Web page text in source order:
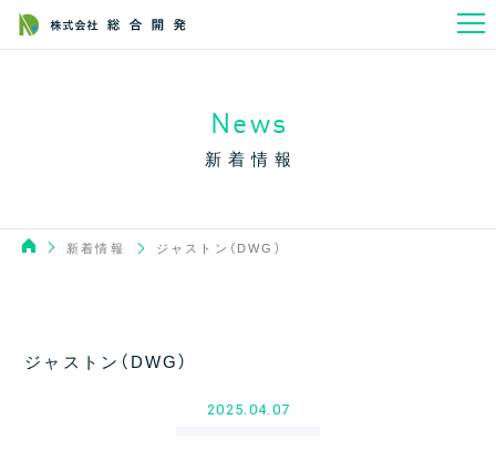
News
新着情報
新着情報 ジャストン（DWG）
ジャストン（DWG）
2025.04.07